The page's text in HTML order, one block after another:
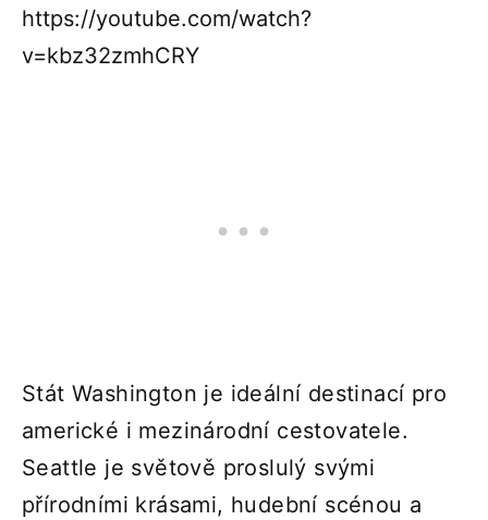
https://youtube.com/watch?
v=kbz32zmhCRY
Stát Washington je ideální destinací pro
americké i mezinárodní cestovatele.
Seattle je světově proslulý svými
přírodními krásami, hudební scénou a